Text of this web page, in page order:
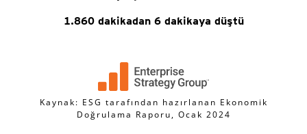
1.860 dakikadan 6 dakikaya düştü
Kaynak: ESG tarafından hazırlanan Ekonomik
Doğrulama Raporu, Ocak 2024